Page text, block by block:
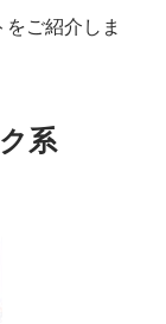
ご紹介しま
系